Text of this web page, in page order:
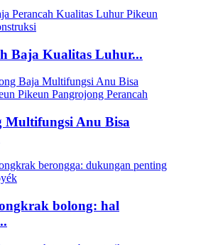
Baja Kualitas Luhur...
Multifungsi Anu Bisa
bolong: hal